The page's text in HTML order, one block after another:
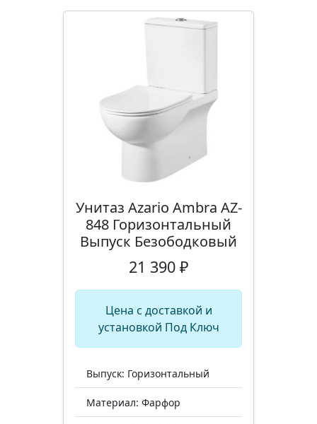
Унитаз Azario Ambra AZ-
848 Горизонтальный
Выпуск Безободковый
21 390 ₽
Цена с доставкой и
установкой Под Ключ
Выпуск: Горизонтальный
Материал: Фарфор